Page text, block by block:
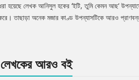
হয়েছে লেখক আনিসুল হকের ‘ইটি, তুমি কেমন আছ’
তাছাড়া অনেক মজার কাণ্ড উপন্যাসটিকে আরও প্রাণবন্ত
আরও বই